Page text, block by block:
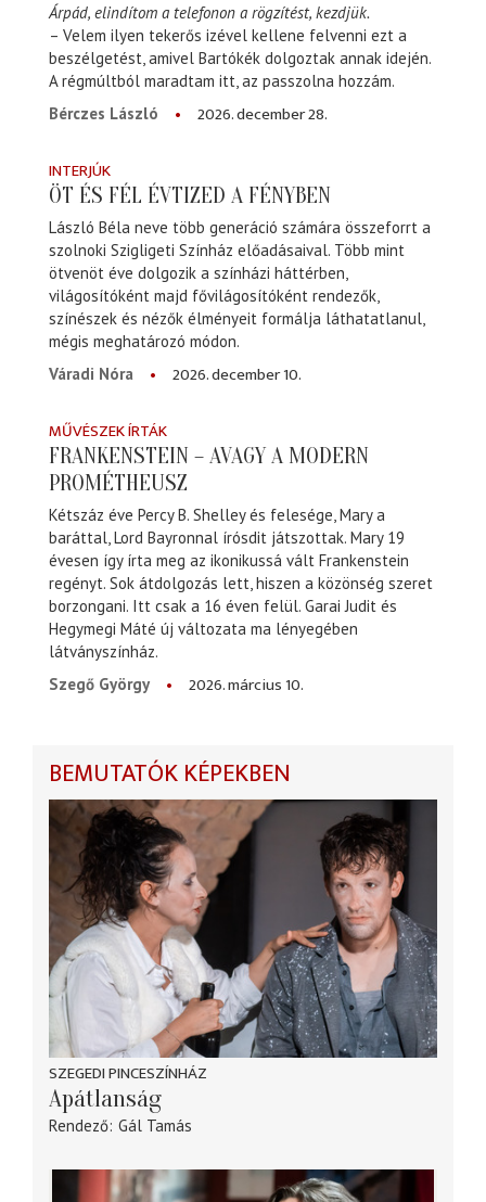
Árpád, elindítom a telefonon a rögzítést, kezdjük.
– Velem ilyen tekerős izével kellene felvenni ezt a
beszélgetést, amivel Bartókék dolgoztak annak idején.
A régmúltból maradtam itt, az passzolna hozzám.
Bérczes László
2026. december 28.
INTERJÚK
ÖT ÉS FÉL ÉVTIZED A FÉNYBEN
László Béla neve több generáció számára összeforrt a
szolnoki Szigligeti Színház előadásaival. Több mint
ötvenöt éve dolgozik a színházi háttérben,
világosítóként majd fővilágosítóként rendezők,
színészek és nézők élményeit formálja láthatatlanul,
mégis meghatározó módon.
Váradi Nóra
2026. december 10.
MŰVÉSZEK ÍRTÁK
FRANKENSTEIN – AVAGY A MODERN
PROMÉTHEUSZ
Kétszáz éve Percy B. Shelley és felesége, Mary a
baráttal, Lord Bayronnal írósdit játszottak. Mary 19
évesen így írta meg az ikonikussá vált Frankenstein
regényt. Sok átdolgozás lett, hiszen a közönség szeret
borzongani. Itt csak a 16 éven felül. Garai Judit és
Hegymegi Máté új változata ma lényegében
látványszínház.
Szegő György
2026. március 10.
BEMUTATÓK KÉPEKBEN
SZEGEDI PINCESZÍNHÁZ
Apátlanság
Rendező Gál Tamás